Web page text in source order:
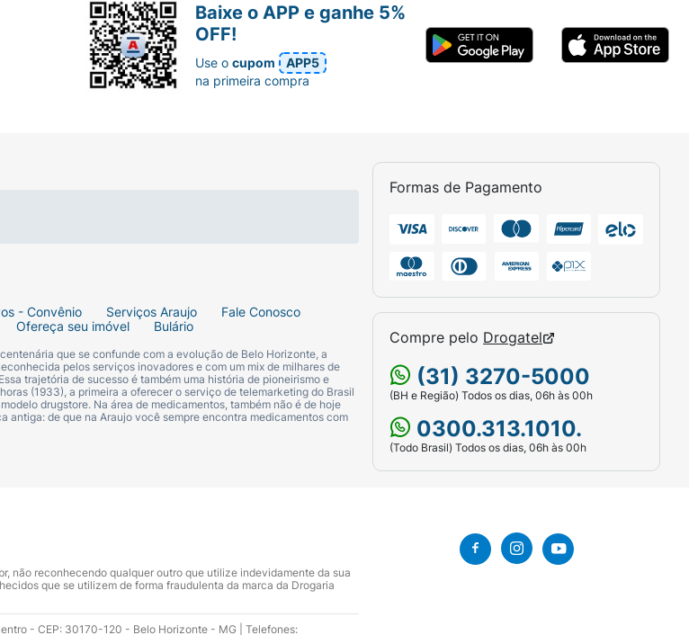
- Convênio Serviços Araujo
Fale Conosco
Ofereça seu imóvel Bulário
que se confunde com a evolução de Belo Horizonte, a
pelos serviços inovadores e com um mix de milhares de
trajetória de sucesso é também uma história de pioneirismo e
(1933), a primeira a oferecer o serviço de telemarketing do Brasil
drugstore. Na área de medicamentos, também não é de hoje
antiga: de que na Araujo você sempre encontra medicamentos com
Formas de Pagamento
Compre pelo Drogatel
(31) 3270-5000
(BH e Região) Todos os dias, 06h às 00h
0300.313.1010.
(Todo Brasil) Todos os dias, 06h às 00h
Baixe o APP e ganhe 5%
OFF!
Use ocupom
APP5
na primeira compra
não reconhecendo qualquer outro que utilize indevidamente da sua
que se utilizem de forma fraudulenta da marca da Drogaria
- CEP: 30170-120 - Belo Horizonte - MG | Telefones: